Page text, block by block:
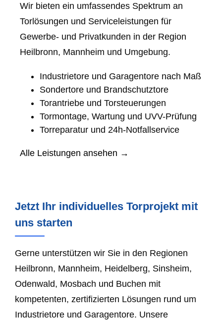
Wir bieten ein umfassendes Spektrum an
Torlösungen und Serviceleistungen für
Gewerbe- und Privatkunden in der Region
Heilbronn, Mannheim und Umgebung.
Industrietore und Garagentore nach Maß
Sondertore und Brandschutztore
Torantriebe und Torsteuerungen
Tormontage, Wartung und UVV-Prüfung
Torreparatur und 24h-Notfallservice
Alle Leistungen ansehen →
Jetzt Ihr individuelles Torprojekt mit
uns starten
Gerne unterstützen wir Sie in den Regionen
Heilbronn, Mannheim, Heidelberg, Sinsheim,
Odenwald, Mosbach und Buchen mit
kompetenten, zertifizierten Lösungen rund um
Industrietore und Garagentore. Unsere